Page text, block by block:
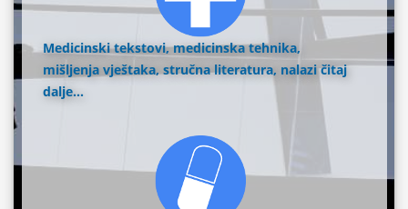
Medicinski tekstovi, medicinska tehnika,
mišljenja vještaka, stručna literatura, nalazi čitaj
dalje...